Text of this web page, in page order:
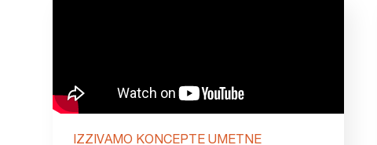
IZZIVAMO KONCEPTE UMETNE